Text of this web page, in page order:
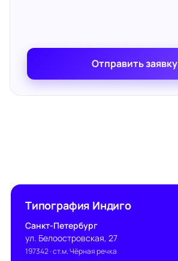
Отправить заявку
Типография Индиго
Санкт-Петербург
ул. Белоостровская, 27
197342· ст.м. Чёрная речка